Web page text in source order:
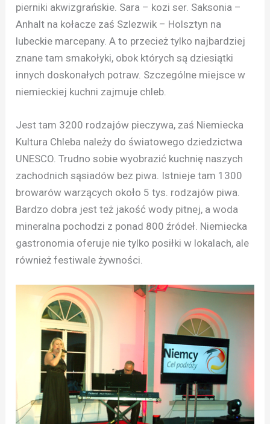
pierniki akwizgrańskie. Sara – kozi ser. Saksonia –
Anhalt na kołacze zaś Szlezwik – Holsztyn na
lubeckie marcepany. A to przecież tylko najbardziej
znane tam smakołyki, obok których są dziesiątki
innych doskonałych potraw. Szczególne miejsce w
niemieckiej kuchni zajmuje chleb.
Jest tam 3200 rodzajów pieczywa, zaś Niemiecka
Kultura Chleba należy do światowego dziedzictwa
UNESCO. Trudno sobie wyobrazić kuchnię naszych
zachodnich sąsiadów bez piwa. Istnieje tam 1300
browarów warzących około 5 tys. rodzajów piwa.
Bardzo dobra jest też jakość wody pitnej, a woda
mineralna pochodzi z ponad 800 źródeł. Niemiecka
gastronomia oferuje nie tylko posiłki w lokalach, ale
również festiwale żywności.